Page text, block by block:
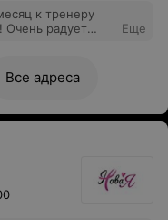
к тренеру
Очень радует
Еще
Все адреса